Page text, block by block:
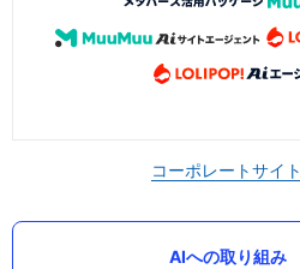
コーポレートサイト
AIへの取り組み